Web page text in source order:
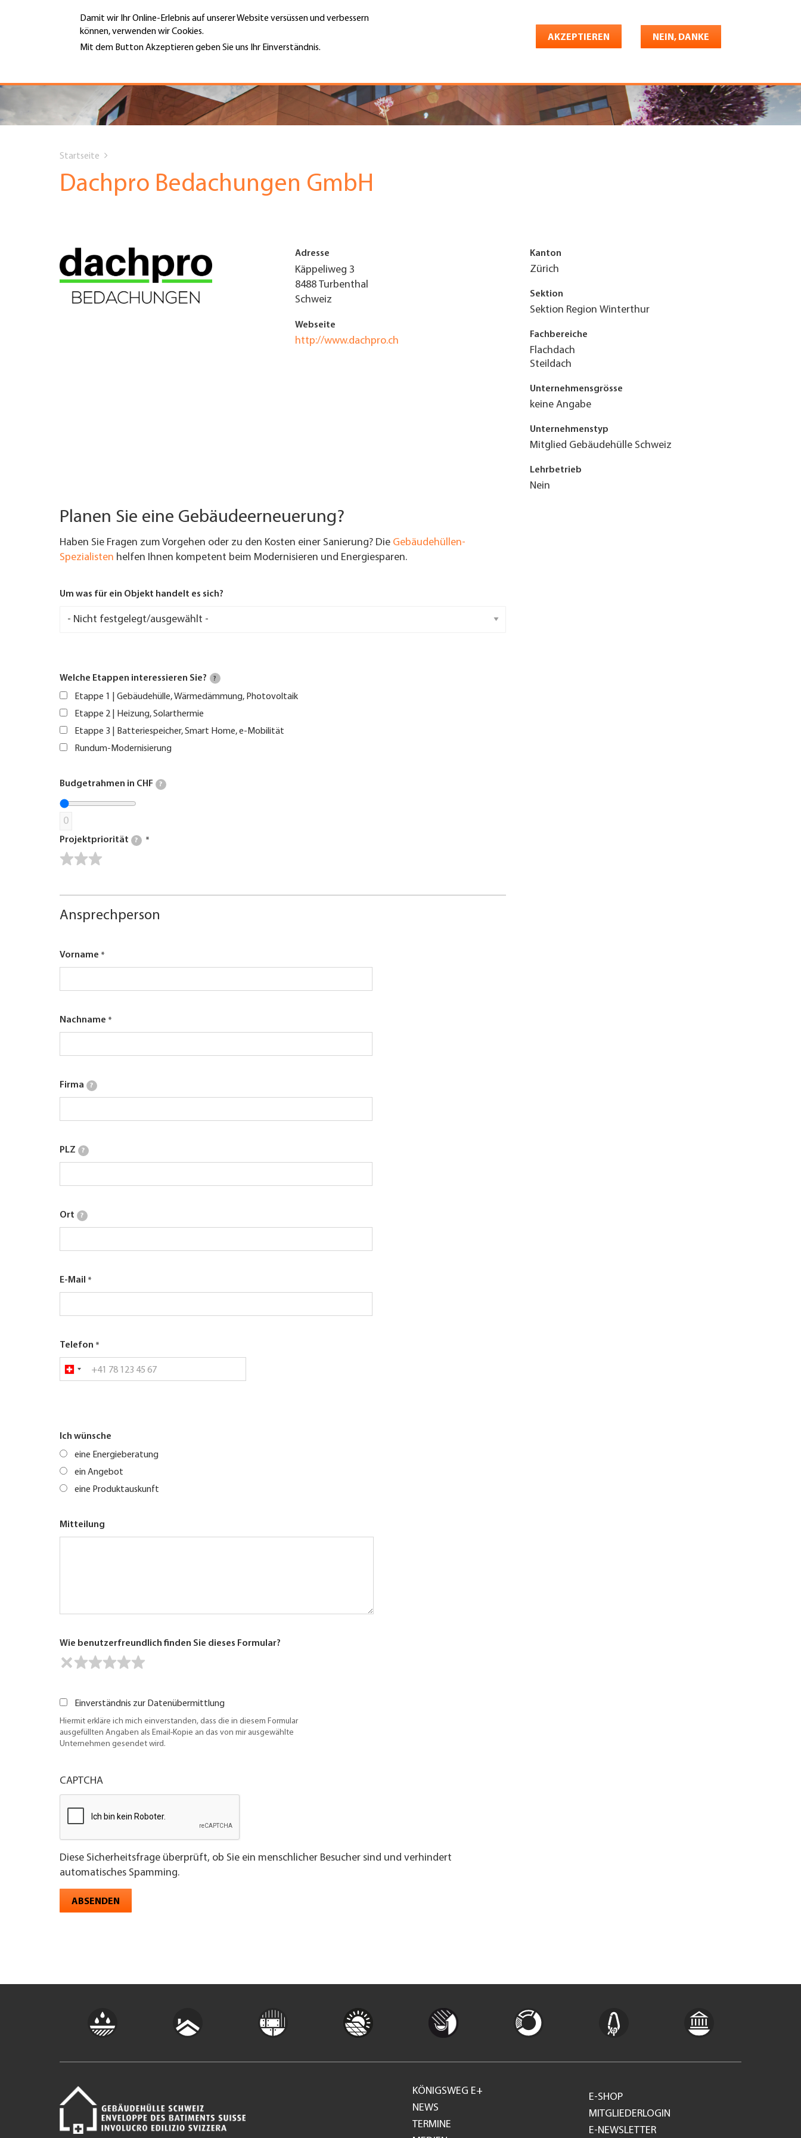
Damit wir Ihr Online-Erlebnis auf unserer Website versüssen und verbessern
können, verwenden wir Cookies.
Mit dem Button Akzeptieren geben Sie uns Ihr Einverständnis.
AKZEPTIEREN NEIN, DANKE
Hauptnavigation
PORTRÄT
DIENSTLEISTUNGEN
JOBS & KARRIERE
MENÜ
Top
Menu
Jobs & Karriere Shop Konto Deutsch
are
Startseite
Dachpro Bedachungen GmbH
Adresse
Käppeliweg 3
8488 Turbenthal
Schweiz
Webseite
http://www.dachpro.ch
Kanton
Zürich
Sektion
Sektion Region Winterthur
Fachbereiche
Flachdach
Steildach
Unternehmensgrösse
keine Angabe
Unternehmenstyp
Mitglied Gebäudehülle Schweiz
Lehrbetrieb
Nein
Planen Sie eine Gebäudeerneuerung?
Haben Sie Fragen zum Vorgehen oder zu den Kosten einer Sanierung? Die Gebäudehüllen-
Spezialisten helfen Ihnen kompetent beim Modernisieren und Energiesparen.
Um was für ein Objekt handelt es sich?
Welche Etappen interessieren Sie? ?
Etappe 1 | Gebäudehülle, Wärmedämmung, Photovoltaik
Etappe 2 | Heizung, Solarthermie
Etappe 3 | Batteriespeicher, Smart Home, e-Mobilität
Rundum-Modernisierung
Budgetrahmen in CHF ?
0
Projektpriorität ?
Ansprechperson
Vorname
Nachname
Firma ?
PLZ ?
Ort ?
E-Mail
Telefon
Ich wünsche
eine Energieberatung
ein Angebot
eine Produktauskunft
Mitteilung
Wie benutzerfreundlich finden Sie dieses Formular?
Einverständnis zur Datenübermittlung
Hiermit erkläre ich mich einverstanden, dass die in diesem Formular
ausgefüllten Angaben als Email-Kopie an das von mir ausgewählte
Unternehmen gesendet wird.
CAPTCHA
Diese Sicherheitsfrage überprüft, ob Sie ein menschlicher Besucher sind und verhindert
automatisches Spamming.
ABSENDEN
Footer
KÖNIGSWEG E+
NEWS
TERMINE
E-SHOP
MITGLIEDERLOGIN
E-NEWSLETTER